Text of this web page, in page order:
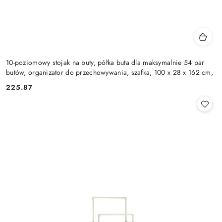
10-poziomowy stojak na buty, półka buta dla maksymalnie 54 par
butów, organizator do przechowywania, szafka, 100 x 28 x 162 cm,
Cena:
225.87